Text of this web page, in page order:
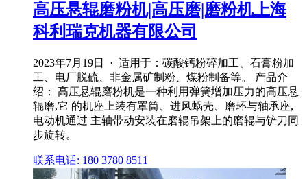
高压悬辊磨粉机|高压磨|磨粉机上海
科利瑞克机器有限公司
2023年7月19日 · 适用于：碳酸钙粉碎加工、石膏粉加
工、电厂脱硫、非金属矿制粉、煤粉制备等。 产品介
绍： 高压悬辊磨粉机是一种利用弹簧增加压力的高压悬
辊磨,它 的机座上装有罩筒、进风蜗壳、磨环与轴承座,
电动机通过 主轴带动安装在磨辊吊架上的磨辊与铲刀同
步旋转。
联系电话: 180 3780 8511